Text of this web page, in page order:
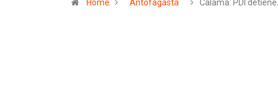
Home Antofagasta Calama: PDI detiene…